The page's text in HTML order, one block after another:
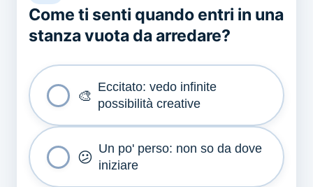
Come ti senti quando entri in una
stanza vuota da arredare?
🎨
Eccitato: vedo infinite
possibilità creative
😕
Un po' perso: non so da dove
iniziare